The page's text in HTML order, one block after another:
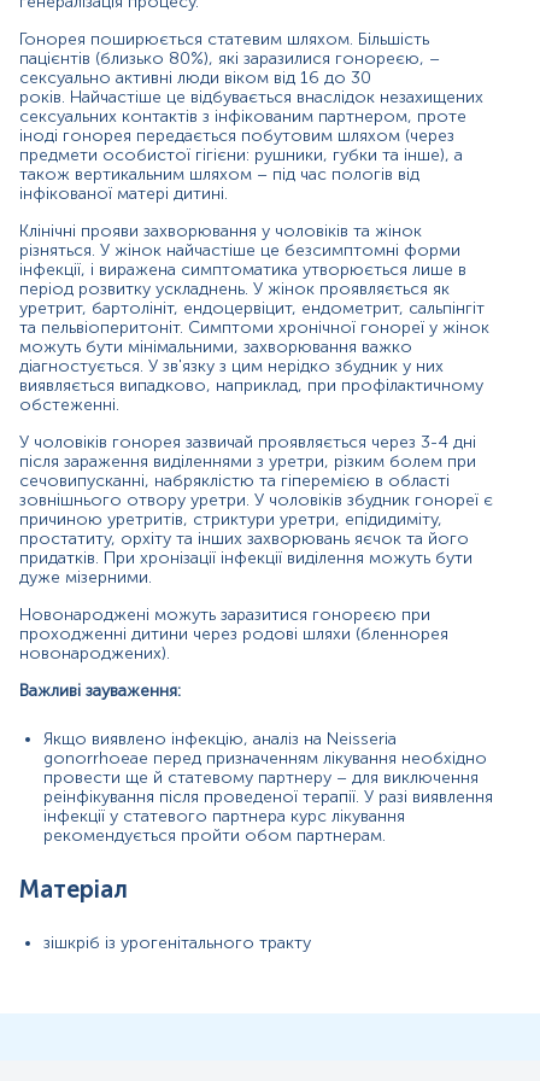
проходженні дитини через родові шляхи (бленнорея
новонароджених).
Важливі зауваження:
Якщо виявлено інфекцію, аналіз на Neisseria
gonorrhoeae перед призначенням лікування
необхідно провести ще й статевому партнеру –
для виключення реінфікування після проведеної
терапії. У разі виявлення інфекції у статевого
партнера курс лікування рекомендується пройти
обом партнерам.
Матеріал
зішкріб із урогенітального тракту
Зміст:
Синоніми
Маркер
Показання до призначення
Загальна характеристика
Інтерферуючі чинники
Інтерпретація
Додаткова інформація
Синоніми
гонокок, gonococcus (однина), gonococci (множина)
Маркер
Маркер наявності Neisseria gonorrhoeae
Показання до призначення
Гонорея поширюється статевим шляхом. Більшість
пацієнтів (близько 80%), які заразилися гонореєю, –
сексуально активні люди віком від 16 до 30
років. Найчастіше це відбувається внаслідок незахищених
сексуальних контактів з інфікованим партнером, проте
іноді гонорея передається побутовим шляхом (через
предмети особистої гігієни: рушники, губки та інше), а
також вертикальним шляхом – під час пологів від
інфікованої матері дитині.
Клінічні прояви захворювання у чоловіків та жінок
різняться. У жінок найчастіше це безсимптомні форми
інфекції, і виражена симптоматика утворюється лише в
період розвитку ускладнень. У жінок проявляється як
уретрит, бартолініт, ендоцервіцит, ендометрит, сальпінгіт
та пельвіоперитоніт. Симптоми хронічної гонореї у жінок
можуть бути мінімальними, захворювання важко
діагностується. У зв'язку з цим нерідко збудник у них
виявляється випадково, наприклад, при профілактичному
обстеженні.
У чоловіків гонорея зазвичай проявляється через 3-4 дні
після зараження виділеннями з уретри, різким болем при
сечовипусканні, набряклістю та гіперемією в області
зовнішнього отвору уретри. У чоловіків збудник гонореї є
причиною уретритів, стриктури уретри, епідидиміту,
простатиту, орхіту та інших захворювань яєчок та його
придатків. При хронізації інфекції виділення можуть бути
дуже мізерними.
Новонароджені можуть заразитися гонореєю при
проходженні дитини через родові шляхи (бленнорея
новонароджених).
Важливі зауваження:
Якщо виявлено інфекцію, аналіз на Neisseria
gonorrhoeae перед призначенням лікування необхідно
провести ще й статевому партнеру – для виключення
реінфікування після проведеної терапії. У разі виявлення
інфекції у статевого партнера курс лікування
рекомендується пройти обом партнерам.
Матеріал
зішкріб із урогенітального тракту